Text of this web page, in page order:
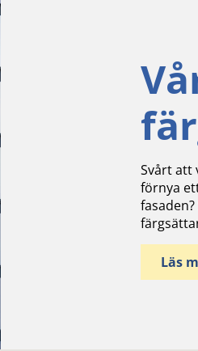
Svårt att
förnya
Läs